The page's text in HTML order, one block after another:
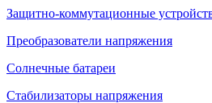
Защитно-коммутационные
Преобразователи напряжения
Солнечные батареи
Стабилизаторы напряжения